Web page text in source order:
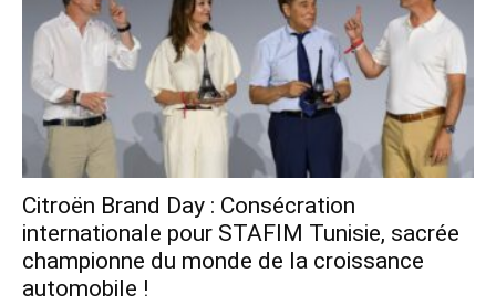
Citroën Brand Day : Consécration
internationale pour STAFIM Tunisie, sacrée
championne du monde de la croissance
automobile !